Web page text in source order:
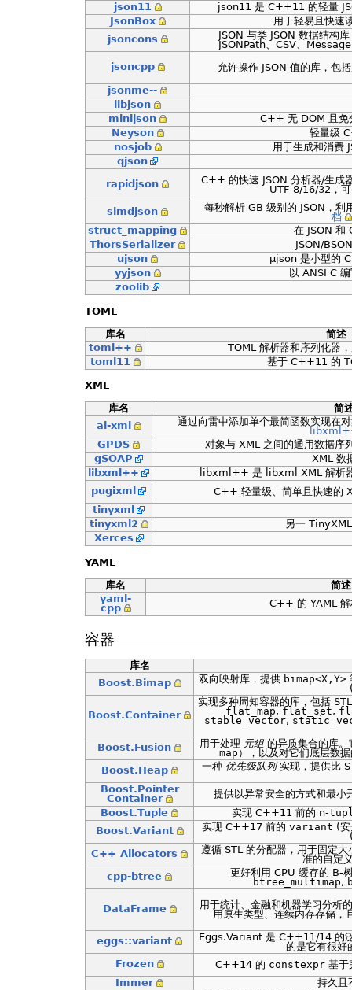
json11
json11 是 C++11 的轻量
JsonBox
用于轻易且快速
jsoncons
JSON 与类 JSON 数据结构
JSONPath、CSV、
jsoncpp
允许操作 JSON 值的库，包
jsonme--
libjson
minijson
C++ 无 DOM 且免
Neyson
轻量级
nosjob
用于生成和消费
qjson
rapidjson
C++ 的快速 JSON 分析器/生成
UTF-8/16/32，
simdjson
每秒解析 GB 级别的 JSON，
档
struct_mapping
在 JSON 和
ThorsSerializer
JSON/
ujson
µjson 是小型的
yyjson
以 ANSI C
zoolib
TOML
库名
简述
toml++
TOML 解析器和序列化器
toml11
基于 C++11 的
XML
库名
简
ai-xml
通过向雷中添加单个最简函数实现在
GPDS
对象与 XML 之间的通用数据序
gSOAP
XML 数
libxml++
libxml++ 是 libxml XML 解析
pugixml
C++ 轻量级、简单且快速的
tinyxml
tinyxml2
另一
Xerces
YAML
库名
简述
yaml-
cpp
C++ 的 YAML 解
容器
库名
Boost.Bimap
双向映射库，提供 bimap<X,Y>
Boost.Container
实现多种周知容器的库，包括
flat_map, flat_set,
stable_vector,
Boost.Fusion 用于处理 元组的异质集合的库。
map ），以及对它们底层数
Boost.Heap
一种 优先级队列实现，提供比
Boost.Pointer
Container
提供以异常安全的方式和最小
Boost.Tuple
实现 C++11 前的 n-
Boost.Variant
实现 C++17 前的 variant (
C++ Allocators
遵循 STL 的分配器，用于固定
准的自定
cpp-btree
更好利用 CPU 缓存的 B-
btree_multimap,
DataFrame
用于统计、金融和机器学习分
用原生类型、连续内存存储
eggs::variant
Eggs.Variant 是 C++11/14 的
的是它有很好
Frozen
C++14 的 constexpr基于
Immer
持久且